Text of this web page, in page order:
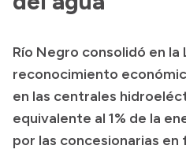
Transparencia
Boletín Oficial
Compras y licitaciones
Consulta de expedientes
Consulta de pago a
Río Negro consolidó en la
reconocimiento
en las centrales
equivalente al 1% de la
por las concesionarias en